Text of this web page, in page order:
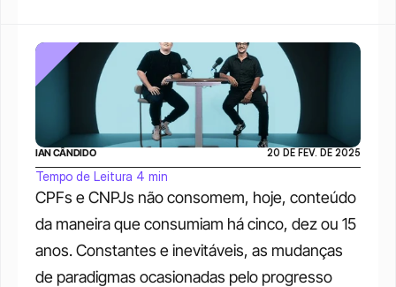
CPFs e CNPJs não consomem, hoje, conteúdo
da maneira que consumiam há cinco, dez ou 15
anos. Constantes e inevitáveis, as mudanças
de paradigmas ocasionadas pelo progresso
IAN CÂNDIDO 20 DE FEV. DE 2025
Tempo de Leitura 4 min